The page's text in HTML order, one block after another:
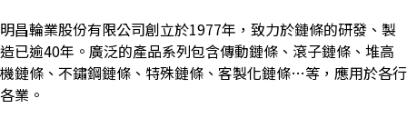
明昌輪業股份有限公司創立於1977年，致力於鏈條的研發、製
造已逾40年。廣泛的產品系列包含傳動鏈條、滾子鏈條、堆高
機鏈條、不鏽鋼鏈條、特殊鏈條、客製化鏈條…等，應用於各行
各業。